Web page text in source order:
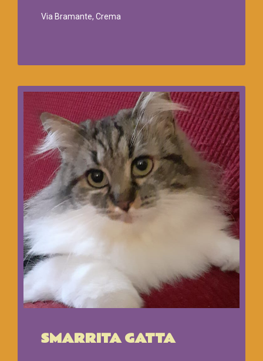
Via Bramante, Crema
SMARRITA GATTA